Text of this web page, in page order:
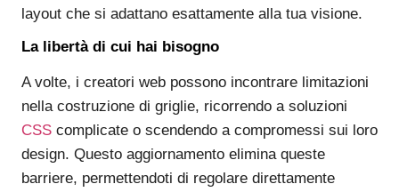
layout che si adattano esattamente alla tua visione.
La libertà di cui hai bisogno
A volte, i creatori web possono incontrare limitazioni
nella costruzione di griglie, ricorrendo a soluzioni
CSS complicate o scendendo a compromessi sui loro
design. Questo aggiornamento elimina queste
barriere, permettendoti di regolare direttamente